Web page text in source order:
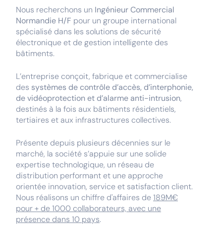
Nous recherchons un Ingénieur Commercial
Normandie H/F pour un groupe international
spécialisé dans les solutions de sécurité
électronique et de gestion intelligente des
bâtiments.
L’entreprise conçoit, fabrique et commercialise
des systèmes de contrôle d’accès, d’interphonie,
de vidéoprotection et d’alarme anti-intrusion,
destinés à la fois aux bâtiments résidentiels,
tertiaires et aux infrastructures collectives.
Présente depuis plusieurs décennies sur le
marché, la société s’appuie sur une solide
expertise technologique, un réseau de
distribution performant et une approche
orientée innovation, service et satisfaction client.
Nous réalisons un chiffre d'affaires de189M€
pour + de 1000 collaborateurs, avec une
présence dans 10 pays.